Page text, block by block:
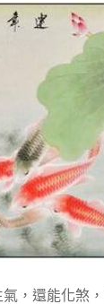
，還能化煞